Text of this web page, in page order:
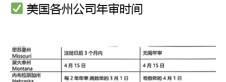
美国各州公司年审时间